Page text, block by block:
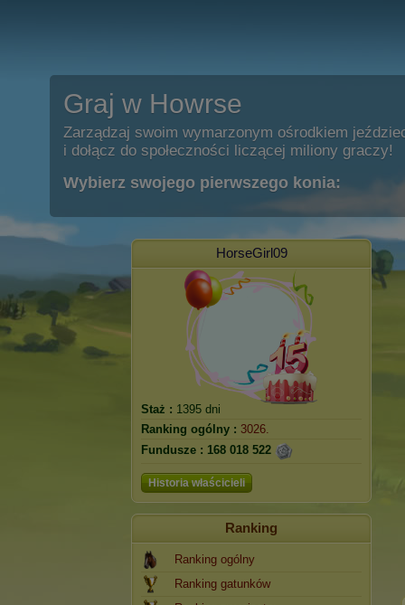
Graj w Howrse
Zarządzaj swoim wymarzonym ośrodkiem
i dołącz do społeczności liczącej miliony graczy!
Wybierz swojego pierwszego konia:
HorseGirl09
Staż : 1395 dni
Ranking ogólny : 3026.
Fundusze : 168 018 522
Historia właścicieli
Ranking
Ranking ogólny
Ranking gatunków